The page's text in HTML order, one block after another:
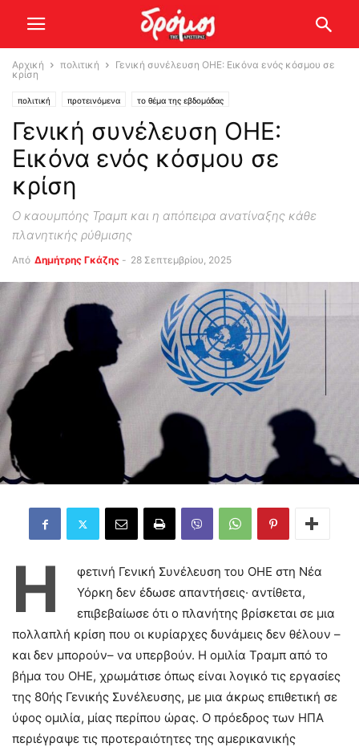
Αρχική πολιτική
Γενική συνέλευση ΟΗΕ: Εικόνα ενός κόσμου σε
κρίση
πολιτική προτεινόμενα το θέμα της εβδομάδας
Γενική συνέλευση ΟΗΕ:
Εικόνα ενός κόσμου σε
κρίση
Ο καουμπόης Τραμπ και η απόπειρα ανατίναξης κάθε
πλανητικής ρύθμισης
Από Δημήτρης Γκάζης - 28 Σεπτεμβρίου, 2025
Η
φετινή Γενική Συνέλευση του ΟΗΕ στη Νέα
Υόρκη δεν έδωσε απαντήσεις· αντίθετα,
επιβεβαίωσε ότι ο πλανήτης βρίσκεται σε μια
πολλαπλή κρίση που οι κυρίαρχες δυνάμεις δεν θέλουν –
και δεν μπορούν– να υπερβούν. Η ομιλία Τραμπ από το
βήμα του ΟΗΕ, χρωμάτισε όπως είναι λογικό τις εργασίες
της 80ής Γενικής Συνέλευσης, με μια άκρως επιθετική σε
ύφος ομιλία, μίας περίπου ώρας. Ο πρόεδρος των ΗΠΑ
περιέγραψε τις προτεραιότητες της αμερικανικής